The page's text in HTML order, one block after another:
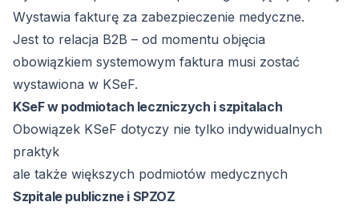
Wystawia fakturę za zabezpieczenie medyczne.
Jest to relacja B2B – od momentu objęcia
obowiązkiem systemowym faktura musi zostać
wystawiona w KSeF.
KSeF w podmiotach leczniczych i szpitalach
Obowiązek KSeF dotyczy nie tylko indywidualnych
praktyk
ale także większych podmiotów medycznych
Szpitale publiczne i SPZOZ